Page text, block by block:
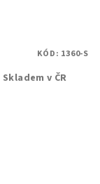
Skladem v ČR
KÓD: 1360-S